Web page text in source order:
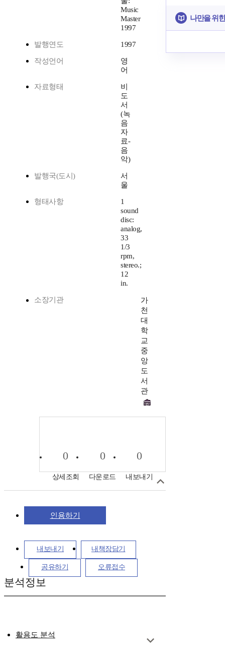
Music
Master
1997
발행연도 1997
작성언어
영
어
자료형태
비
도
서
(녹
음
자
료-
음
악)
발행국(도시)
서
울
형태사항
1
sound
disc:
analog,
33
1/3
rpm,
stereo.;
12
in.
소장기관
가
천
대
학
교
중
앙
도
서
관
0
상세조회
0
다운로드
0
내보내기
인용하기
내보내기 내책장담기
공유하기 오류접수
분석정보
활용도 분석
나만을 위